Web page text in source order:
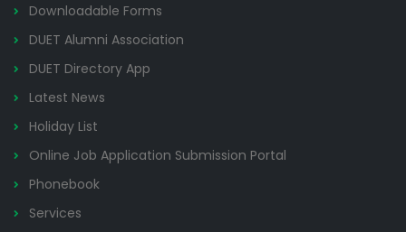
Downloadable Forms
DUET Alumni Association
DUET Directory App
Latest News
Holiday List
Online Job Application Submission Portal
Phonebook
Services